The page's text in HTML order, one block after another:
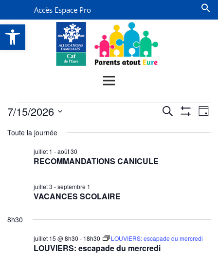
Ouvrir la barre d’outils
Accès Espace Pro
Évènements
for
juillet
Recherche
Recherche
Filtres
Jour
7/15/2026
une
Toute la journée
RECOMMANDATIONS CANICULE
juillet 1 -août 30
VACANCES SCOLAIRE
juillet 3 -septembre 1
8h30
LOUVIERS: escapade du mercredi
juillet 15 @ 8h30 - 18h30 LOUVIERS: escapade du mercredi